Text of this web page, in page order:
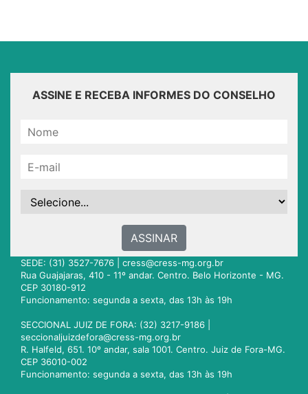
ASSINE E RECEBA INFORMES DO CONSELHO
ASSINAR
SEDE: (31) 3527-7676 | cress@cress-mg.org.br
Rua Guajajaras, 410 - 11º andar. Centro. Belo Horizonte - MG.
CEP 30180-912
Funcionamento: segunda a sexta, das 13h às 19h
SECCIONAL JUIZ DE FORA: (32) 3217-9186 |
seccionaljuizdefora@cress-mg.org.br
R. Halfeld, 651. 10º andar, sala 1001. Centro. Juiz de Fora-MG.
CEP 36010-002
Funcionamento: segunda a sexta, das 13h às 19h